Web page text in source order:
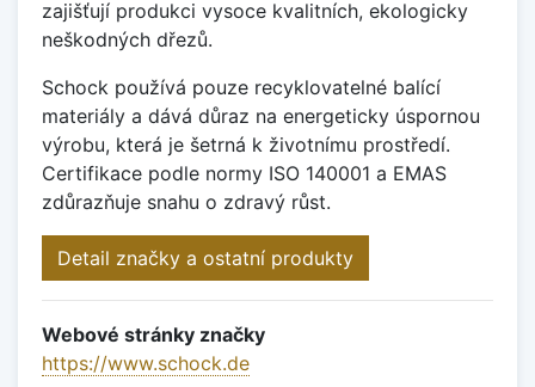
zajišťují produkci vysoce kvalitních, ekologicky
neškodných dřezů.
Schock používá pouze recyklovatelné balící
materiály a dává důraz na energeticky úspornou
výrobu, která je šetrná k životnímu prostředí.
Certifikace podle normy ISO 140001 a EMAS
zdůrazňuje snahu o zdravý růst.
Detail značky a ostatní produkty
Webové stránky značky
https://www.schock.de